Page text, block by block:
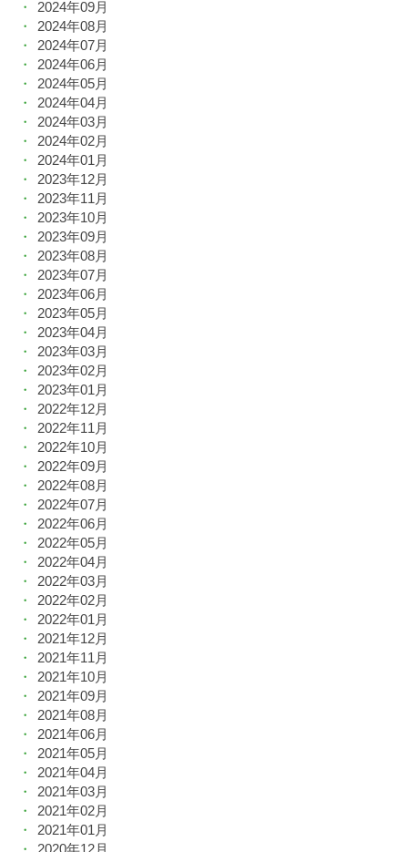
2024年09月
2024年08月
2024年07月
2024年06月
2024年05月
2024年04月
2024年03月
2024年02月
2024年01月
2023年12月
2023年11月
2023年10月
2023年09月
2023年08月
2023年07月
2023年06月
2023年05月
2023年04月
2023年03月
2023年02月
2023年01月
2022年12月
2022年11月
2022年10月
2022年09月
2022年08月
2022年07月
2022年06月
2022年05月
2022年04月
2022年03月
2022年02月
2022年01月
2021年12月
2021年11月
2021年10月
2021年09月
2021年08月
2021年06月
2021年05月
2021年04月
2021年03月
2021年02月
2021年01月